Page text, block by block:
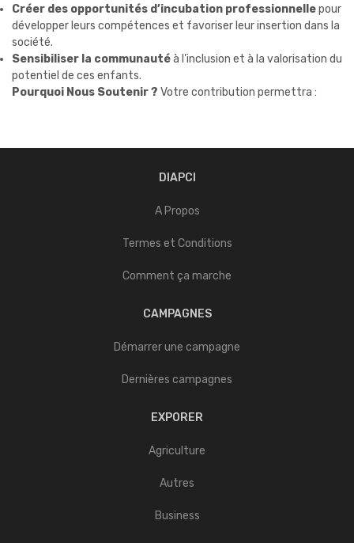
Créer des opportunités d’incubation professionnellepour
développer leurs compétences et favoriser leur insertion dans la
société.
Sensibiliser la communautéà l’inclusion et à la valorisation du
potentiel de ces enfants.
Pourquoi Nous Soutenir ? Votre contribution permettra :
DIAPCI
A Propos
Termes et Conditions
Comment ça marche
CAMPAGNES
Démarrer une campagne
Dernières campagnes
EXPORER
Agriculture
Autres
Business